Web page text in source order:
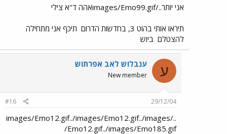
אני יותר../images/Emo99.gifאהה ד"א צילי
תיראו אותי בהוט 3, בחדשות הדרום
תיכף אני מתחילה
להצטלם ביוש
ע ענבלוש לאב אפרתוש
New member
29/12/04
#16
../images/Emo12.gif../images/Emo12.gif../images
/Emo12.gif../images/Emo185.gif